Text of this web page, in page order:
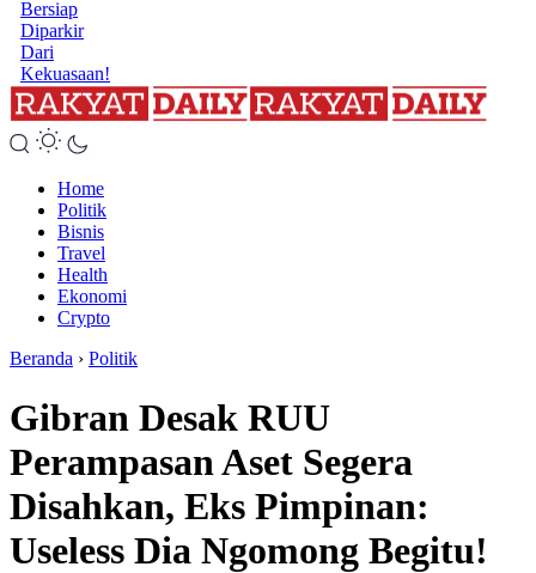
Bersiap
Diparkir
Dari
Kekuasaan!
Home
Politik
Bisnis
Travel
Health
Ekonomi
Crypto
Beranda › Politik
Gibran Desak RUU
Perampasan Aset Segera
Disahkan, Eks Pimpinan:
Useless Dia Ngomong Begitu!